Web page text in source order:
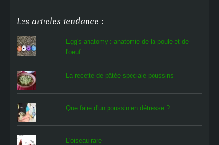
Les articles tendance :
Egg's anatomy : anatomie de la poule et de
l'oeuf
La recette de pâtée spéciale poussins
Que faire d'un poussin en détresse ?
L'oiseau rare